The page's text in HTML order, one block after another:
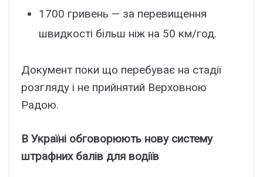
1700 гривень — за перевищення
швидкості більш ніж на 50 км/год.
Документ поки що перебуває на стадії
розгляду і не прийнятий Верховною
Радою.
В Україні обговорюють нову систему
штрафних балів для водіїв